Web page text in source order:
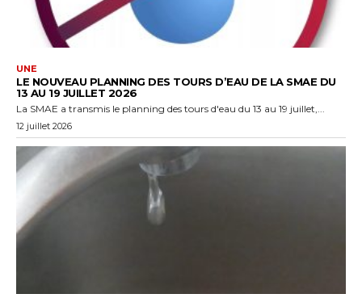
UNE
LE NOUVEAU PLANNING DES TOURS D’EAU DE LA SMAE DU
13 AU 19 JUILLET 2026
La SMAE a transmis le planning des tours d'eau du 13 au 19 juillet,...
12 juillet 2026